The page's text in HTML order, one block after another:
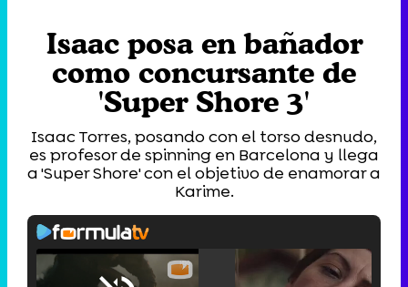
Isaac posa en bañador
como concursante de
'Super Shore 3'
Isaac Torres, posando con el torso desnudo,
es profesor de spinning en Barcelona y llega
a 'Super Shore' con el objetivo de enamorar a
Karime.